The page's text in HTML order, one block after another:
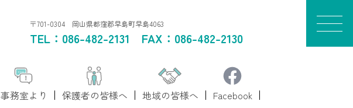
〒701-0304 岡山県都窪郡早島町早島4063
TEL： 086-482-2131 FAX：086-482-2130
事務室より 保護者の皆様へ 地域の皆様へ Facebook